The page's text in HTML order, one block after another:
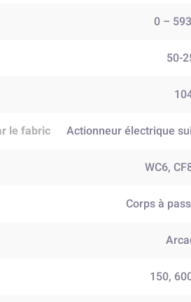
0 –
50-
le fabric Actionneur électrique
WC6,
Corps à
150,